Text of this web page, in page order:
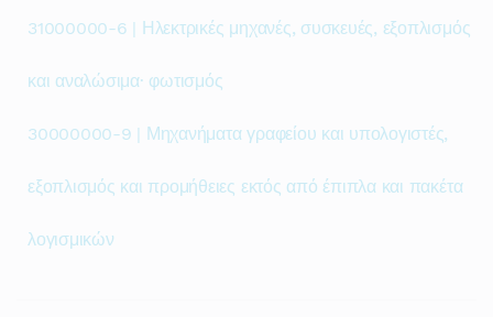
31000000-6 | Ηλεκτρικές μηχανές, συσκευές, εξοπλισμός
και αναλώσιμα· φωτισμός
30000000-9 | Μηχανήματα γραφείου και υπολογιστές,
εξοπλισμός και προμήθειες εκτός από έπιπλα και πακέτα
λογισμικών